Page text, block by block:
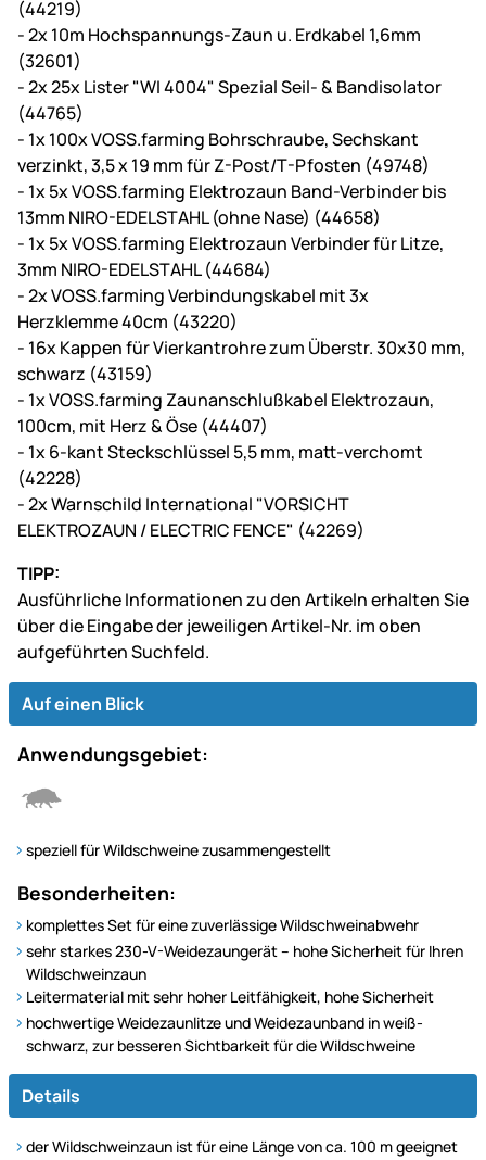
(44219)
- 2x 10m Hochspannungs-Zaun u. Erdkabel 1,6mm
(32601)
- 2x 25x Lister "WI 4004" Spezial Seil- & Bandisolator
(44765)
- 1x 100x VOSS.farming Bohrschraube, Sechskant
verzinkt, 3,5 x 19 mm für Z-Post/T-Pfosten (49748)
- 1x 5x VOSS.farming Elektrozaun Band-Verbinder bis
13mm NIRO-EDELSTAHL (ohne Nase) (44658)
- 1x 5x VOSS.farming Elektrozaun Verbinder für Litze,
3mm NIRO-EDELSTAHL (44684)
- 2x VOSS.farming Verbindungskabel mit 3x
Herzklemme 40cm (43220)
- 16x Kappen für Vierkantrohre zum Überstr. 30x30 mm,
schwarz (43159)
- 1x VOSS.farming Zaunanschlußkabel Elektrozaun,
100cm, mit Herz & Öse (44407)
- 1x 6-kant Steckschlüssel 5,5 mm, matt-verchomt
(42228)
- 2x Warnschild International "VORSICHT
ELEKTROZAUN / ELECTRIC FENCE" (42269)
TIPP:
Ausführliche Informationen zu den Artikeln erhalten Sie
über die Eingabe der jeweiligen Artikel-Nr. im oben
aufgeführten Suchfeld.
Auf einen Blick
Anwendungsgebiet:
speziell für Wildschweine zusammengestellt
Besonderheiten:
komplettes Set für eine zuverlässige Wildschweinabwehr
sehr starkes 230-V-Weidezaungerät – hohe Sicherheit für Ihren
Wildschweinzaun
Leitermaterial mit sehr hoher Leitfähigkeit, hohe Sicherheit
hochwertige Weidezaunlitze und Weidezaunband in weiß-
schwarz, zur besseren Sichtbarkeit für die Wildschweine
Details
der Wildschweinzaun ist für eine Länge von ca. 100 m geeignet